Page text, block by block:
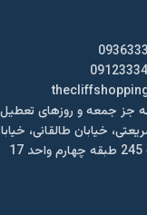
خیابان طالقانی،